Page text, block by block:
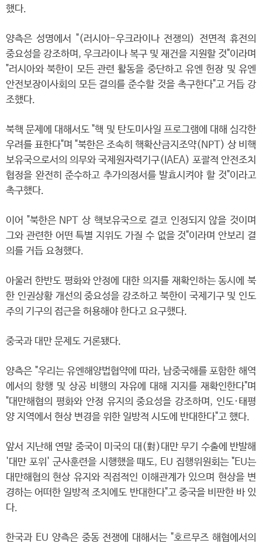
했다.
양측은 성명에서 "(러시아-우크라이나 전쟁의) 전면적 휴전의
중요성을 강조하며, 우크라이나 복구 및 재건을 지원할 것"이라며
"러시아와 북한이 모든 관련 활동을 중단하고 유엔 헌장 및 유엔
안전보장이사회의 모든 결의를 준수할 것을 촉구한다"고 거듭 강
조했다.
북핵 문제에 대해서도 "핵 및 탄도미사일 프로그램에 대해 심각한
우려를 표한다"며 "북한은 조속히 핵확산금지조약(NPT) 상 비핵
보유국으로서의 의무와 국제원자력기구(IAEA) 포괄적 안전조치
협정을 완전히 준수하고 추가의정서를 발효시켜야 할 것"이라고
촉구했다.
이어 "북한은 NPT 상 핵보유국으로 결코 인정되지 않을 것이며
그와 관련한 어떤 특별 지위도 가질 수 없을 것"이라며 안보리 결
의를 거듭 요청했다.
아울러 한반도 평화와 안정에 대한 의지를 재확인하는 동시에 북
한 인권상황 개선의 중요성을 강조하고 북한이 국제기구 및 인도
주의 기구의 접근을 허용해야 한다고 요구했다.
중국과 대만 문제도 거론됐다.
양측은 "우리는 유엔해양법협약에 따라, 남중국해를 포함한 해역
에서의 항행 및 상공 비행의 자유에 대해 지지를 재확인한다"며
"대만해협의 평화와 안정 유지의 중요성을 강조하며, 인도·태평
양 지역에서 현상 변경을 위한 일방적 시도에 반대한다"고 했다.
앞서 지난해 연말 중국이 미국의 대(對)대만 무기 수출에 반발해
'대만 포위' 군사훈련을 시행했을 때도, EU 집행위원회는 "EU는
대만해협의 현상 유지와 직접적인 이해관계가 있으며 현상을 변
경하는 어떠한 일방적 조치에도 반대한다"고 중국을 비판한 바 있
다.
한국과 EU 양측은 중동 전쟁에 대해서는 "호르무즈 해협에서의